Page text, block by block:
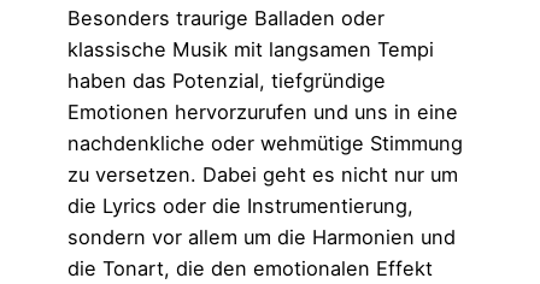
Besonders traurige Balladen oder
klassische Musik mit langsamen Tempi
haben das Potenzial, tiefgründige
Emotionen hervorzurufen und uns in eine
nachdenkliche oder wehmütige Stimmung
zu versetzen. Dabei geht es nicht nur um
die Lyrics oder die Instrumentierung,
sondern vor allem um die Harmonien und
die Tonart, die den emotionalen Effekt